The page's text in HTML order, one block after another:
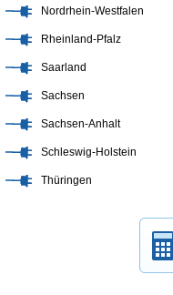
Nordrhein-Westfalen
Rheinland-Pfalz
Saarland
Sachsen
Sachsen-Anhalt
Schleswig-Holstein
Thüringen